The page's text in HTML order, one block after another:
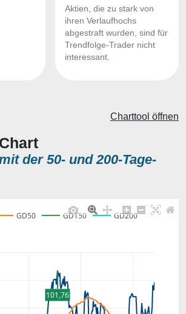
Aktien, die zu stark von
ihren Verlaufhochs
abgestraft wurden, sind für
Trendfolge-Trader nicht
interessant.
der 50- und 200-Tage-
Charttool öffnen
GD50 GD150 GD200
101,76